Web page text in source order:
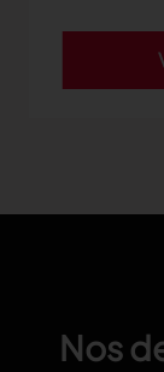
Nos